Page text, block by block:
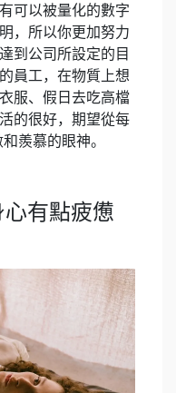
可以被量化的數字
，所以你更加努力
到公司所設定的目
員工，在物質上想
服、假日去吃高檔
的很好，期望從每
羨慕的眼神。
有點疲憊